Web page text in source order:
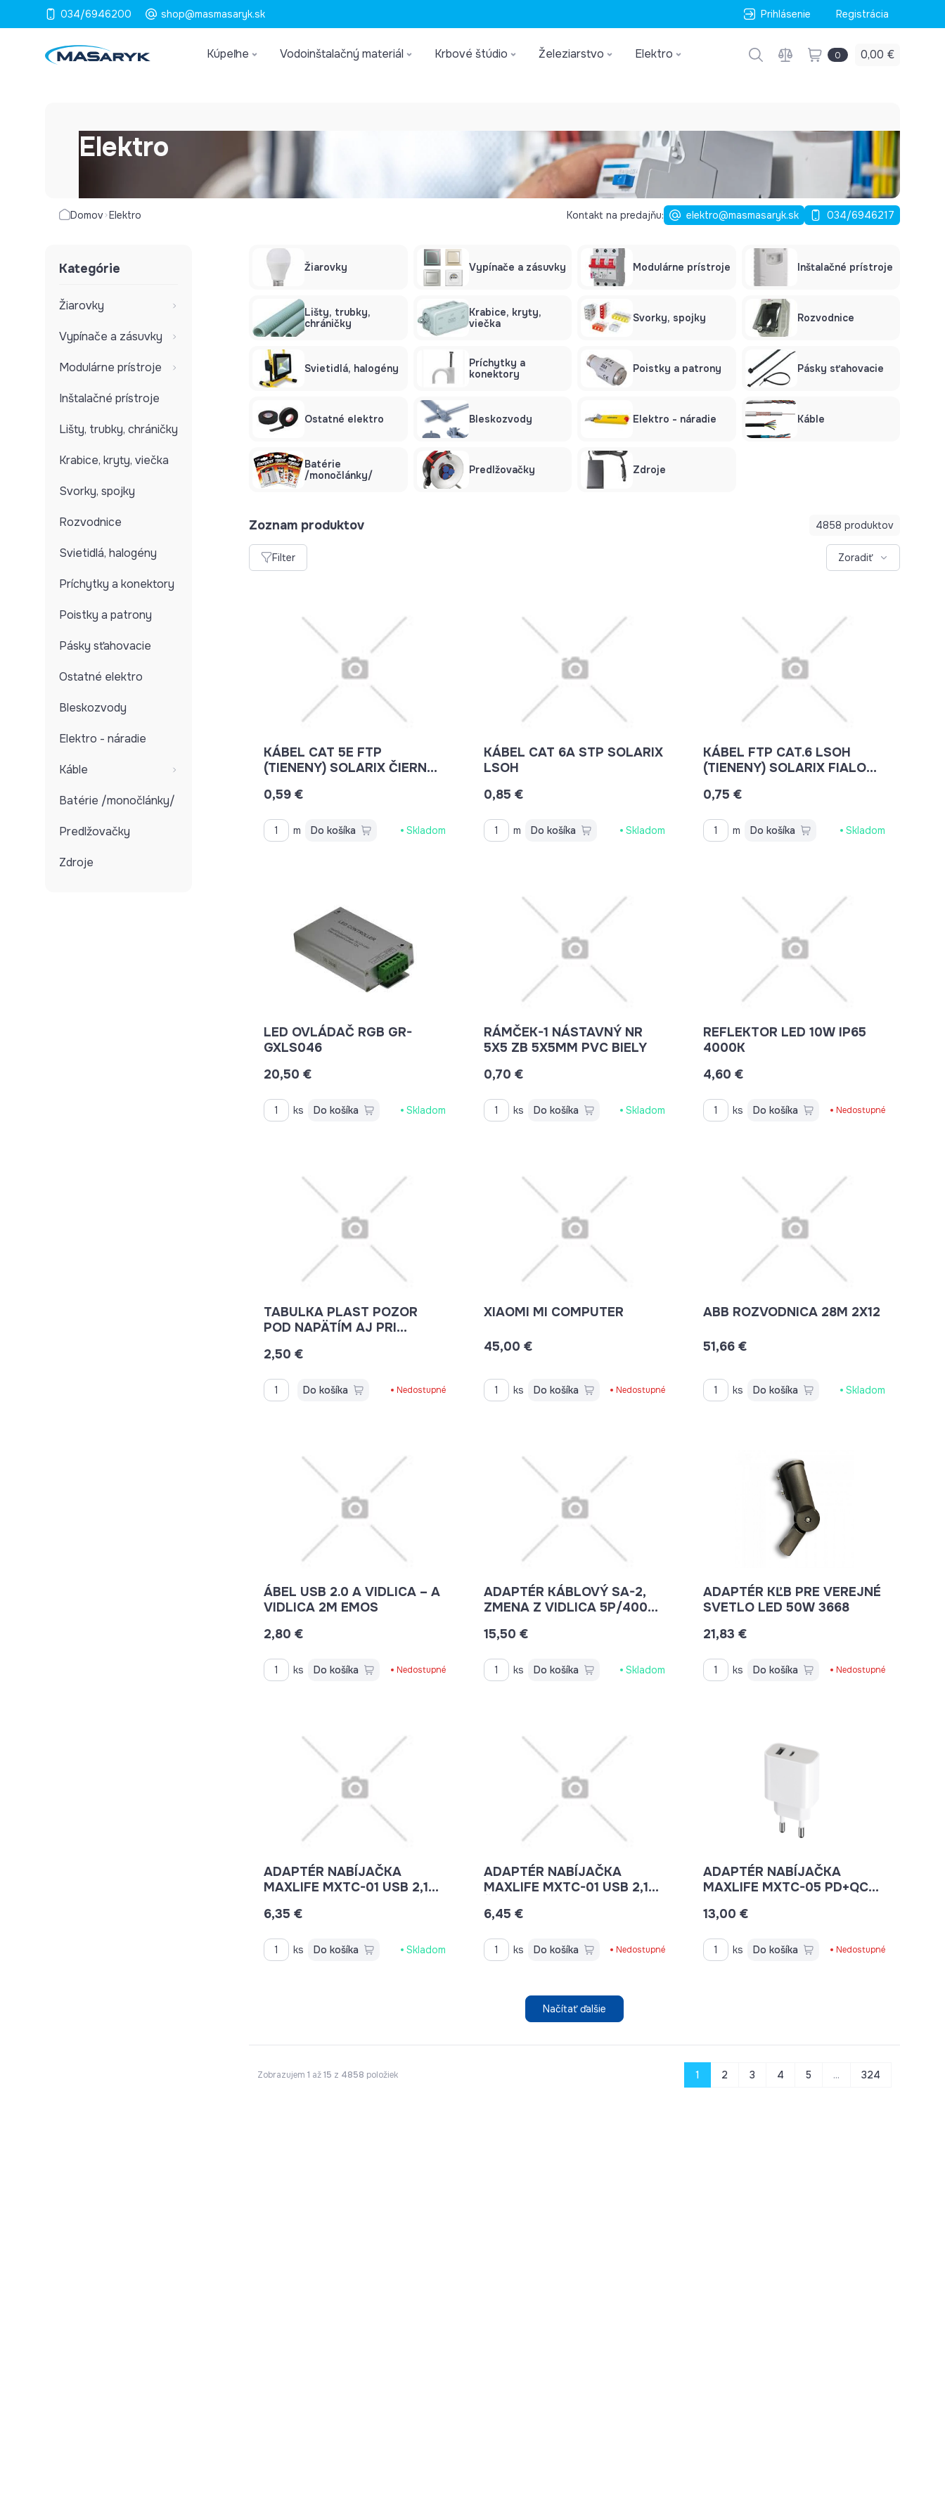
034/6946200 shop@masmasaryk.sk Prihlásenie Registrácia
Kúpeľne Vodoinštalačný materiál Krbové štúdio Železiarstvo Elektro 0 0,00 €
Elektro
Domov Elektro Kontakt na predajňu: elektro@masmasaryk.sk 034/6946217
Kategórie
Žiarovky
Vypínače a zásuvky
Modulárne prístroje
Inštalačné prístroje
Lišty, trubky, chráničky
Krabice, kryty, viečka
Svorky, spojky
Rozvodnice
Svietidlá, halogény
Príchytky a konektory
Poistky a patrony
Pásky sťahovacie
Ostatné elektro
Bleskozvody
Elektro - náradie
Káble
Batérie /monočlánky/
Predlžovačky
Zdroje
Žiarovky Vypínače a zásuvky Modulárne prístroje Inštalačné prístroje
Lišty, trubky,
chráničky
Krabice, kryty,
viečka
Svorky, spojky Rozvodnice
Svietidlá, halogény
Príchytky a
konektory
Poistky a patrony Pásky sťahovacie
Ostatné elektro Bleskozvody Elektro - náradie Káble
Batérie
/monočlánky/
Predlžovačky Zdroje
Zoznam produktov 4858 produktov
Filter Zoradiť
KÁBEL CAT 5E FTP
(TIENENY) SOLARIX ČIERNY
0,59 €
m Do košíka Skladom
KÁBEL CAT 6A STP SOLARIX
LSOH
0,85 €
m Do košíka Skladom
KÁBEL FTP CAT.6 LSOH
(TIENENY) SOLARIX FIALOVÝ
0,75 €
m Do košíka Skladom
LED OVLÁDAČ RGB GR-
GXLS046
20,50 €
ks Do košíka Skladom
RÁMČEK-1 NÁSTAVNÝ NR
5X5 ZB 5X5MM PVC BIELY
0,70 €
ks Do košíka Skladom
REFLEKTOR LED 10W IP65
4000K
4,60 €
ks Do košíka Nedostupné
TABULKA PLAST POZOR
POD NAPÄTÍM AJ PRI
SPÍNAČI
2,50 €
Do košíka Nedostupné
XIAOMI MI COMPUTER
45,00 €
ks Do košíka Nedostupné
ABB ROZVODNICA 28M 2X12
51,66 €
ks Do košíka Skladom
ÁBEL USB 2.0 A VIDLICA – A
VIDLICA 2M EMOS
2,80 €
ks Do košíka Nedostupné
ADAPTÉR KÁBLOVÝ SA-2,
ZMENA Z VIDLICA 5P/400V
15,50 €
ks Do košíka Skladom
ADAPTÉR KĽB PRE VEREJNÉ
SVETLO LED 50W 3668
21,83 €
ks Do košíka Nedostupné
ADAPTÉR NABÍJAČKA
MAXLIFE MXTC-01 USB 2,1A
6,35 €
ks Do košíka Skladom
ADAPTÉR NABÍJAČKA
MAXLIFE MXTC-01 USB 2,1A
6,45 €
ks Do košíka Nedostupné
ADAPTÉR NABÍJAČKA
MAXLIFE MXTC-05 PD+QC
OEM0100907
13,00 €
ks Do košíka Nedostupné
Načítať ďalšie
Zobrazujem 1 až15 z 4858 položiek 1 2 3 4 5 ... 324